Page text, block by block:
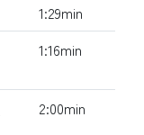
1:29min
1:16min
2:00min